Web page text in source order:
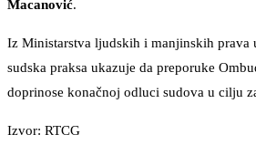
Macanović.
Iz Ministarstva ljudskih i manjinskih prava
sudska praksa ukazuje da preporuke
doprinose konačnoj odluci sudova u cilju
Izvor: RTCG